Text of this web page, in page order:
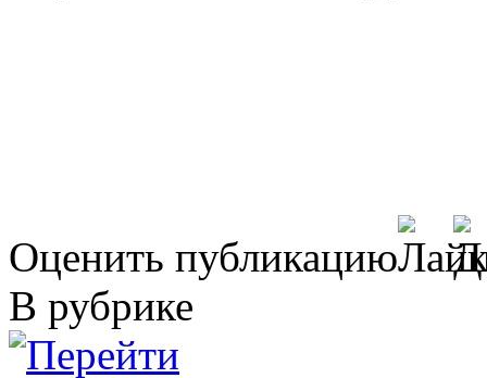
Оценить публикацию
В рубрике